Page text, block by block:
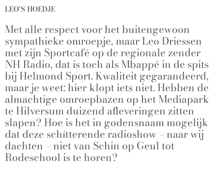
LEO’S HOEDJE
Met alle respect voor het buitengewoon
sympathieke omroepje, maar Leo Driessen
met zijn Sportcafé op de regionale zender
NH Radio, dat is toch als Mbappé in de spits
bij Helmond Sport. Kwaliteit gegarandeerd,
maar je weet: hier klopt iets niet. Hebben de
almachtige omroepbazen op het Mediapark
te Hilversum duizend afleveringen zitten
slapen? Hoe is het in godensnaam mogelijk
dat deze schítterende radioshow – naar wij
dachten – niet van Schin op Geul tot
Rodeschool is te horen?